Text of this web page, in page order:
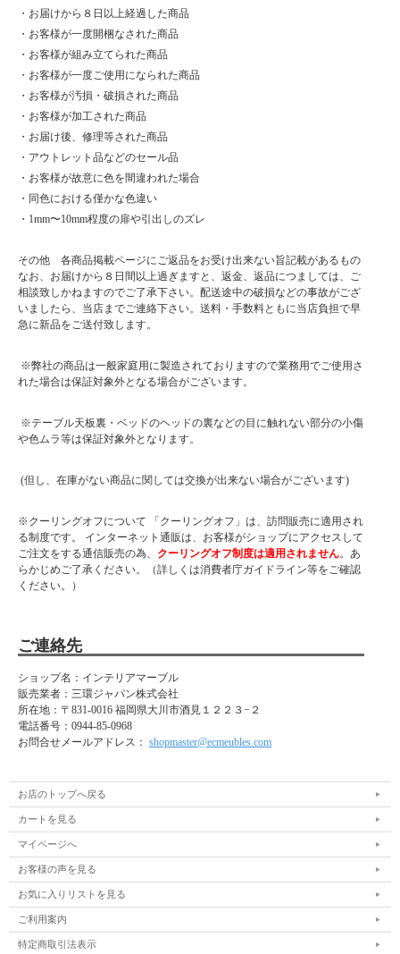
・お届けから８日以上経過した商品
・お客様が一度開梱なされた商品
・お客様が組み立てられた商品
・お客様が一度ご使用になられた商品
・お客様が汚損・破損された商品
・お客様が加工された商品
・お届け後、修理等された商品
・アウトレット品などのセール品
・お客様が故意に色を間違われた場合
・同色における僅かな色違い
・1mm〜10mm程度の扉や引出しのズレ
その他 各商品掲載ページにご返品をお受け出来ない旨記載があるもの
なお、お届けから８日間以上過ぎますと、返金、返品につましては、ご
相談致しかねますのでご了承下さい。配送途中の破損などの事故がござ
いましたら、当店までご連絡下さい。送料・手数料ともに当店負担で早
急に新品をご送付致します。
※弊社の商品は一般家庭用に製造されておりますので業務用でご使用さ
れた場合は保証対象外となる場合がございます。
※テーブル天板裏・ベッドのヘッドの裏などの目に触れない部分の小傷
や色ムラ等は保証対象外となります。
(但し、在庫がない商品に関しては交換が出来ない場合がございます)
※クーリングオフについて 「クーリングオフ」は、訪問販売に適用され
る制度です。 インターネット通販は、お客様がショップにアクセスして
ご注文をする通信販売の為、 クーリングオフ制度は適用されません。あ
らかじめご了承ください。（詳しくは消費者庁ガイドライン等をご確認
ください。）
ご連絡先
ショップ名：インテリアマーブル
販売業者：三環ジャパン株式会社
所在地： 〒831-0016 福岡県大川市酒見１２２３−２
電話番号： 0944-85-0968
お問合せメールアドレス： shopmaster@ecmeubles.com
お店のトップへ戻る
カートを見る
マイページへ
お客様の声を見る
お気に入りリストを見る
ご利用案内
特定商取引法表示